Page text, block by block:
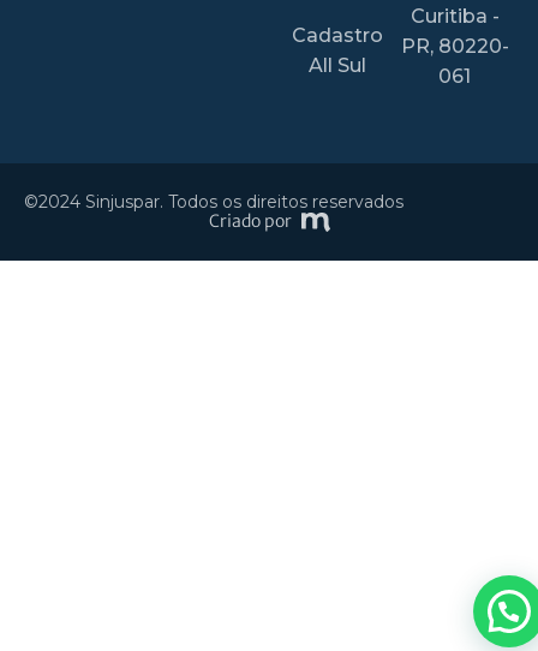
Cadastro
All Sul
Curitiba -
PR, 80220-
061
©2024 Sinjuspar. Todos os direitos reservados
Criado por